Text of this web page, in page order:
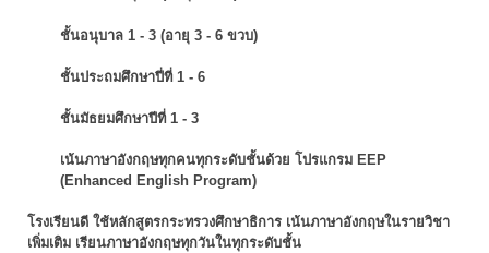
ชั้นอนุบาล 1 - 3 (อายุ 3 - 6 ขวบ)
ชั้นประถมศึกษาปี่ที่ 1 - 6
ชั้นมัธยมศึกษาปีที่ 1 - 3
เน้นภาษาอังกฤษทุกคนทุกระดับชั้นด้วย โปรแกรม EEP
(Enhanced English Program)
โรงเรียนดี ใช้หลักสูตรกระทรวงศึกษาธิการ เน้นภาษาอังกฤษในรายวิชา
เพิ่มเติม เรียนภาษาอังกฤษทุกวันในทุกระดับชั้น